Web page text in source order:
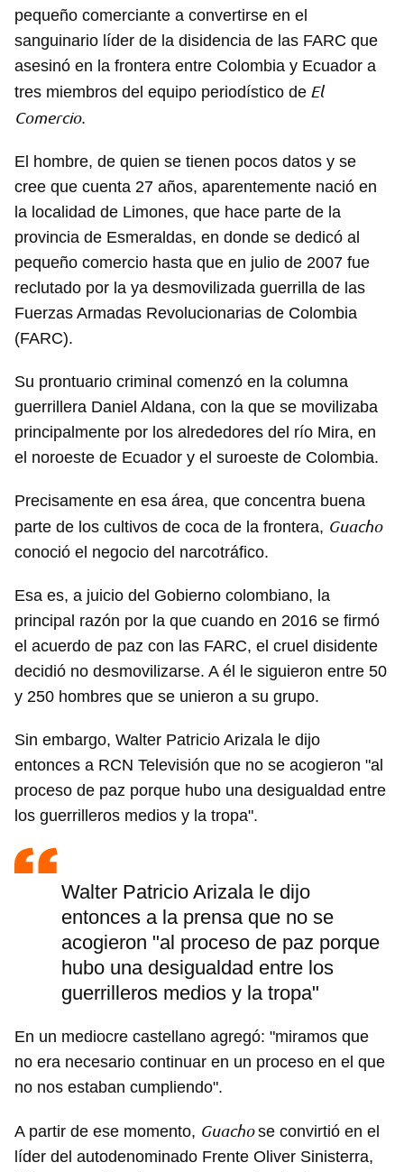
pequeño comerciante a convertirse en el
sanguinario líder de la disidencia de las FARC que
asesinó en la frontera entre Colombia y Ecuador a
tres miembros del equipo periodístico de El
Comercio.
El hombre, de quien se tienen pocos datos y se
cree que cuenta 27 años, aparentemente nació en
la localidad de Limones, que hace parte de la
provincia de Esmeraldas, en donde se dedicó al
pequeño comercio hasta que en julio de 2007 fue
reclutado por la ya desmovilizada guerrilla de las
Fuerzas Armadas Revolucionarias de Colombia
(FARC).
Su prontuario criminal comenzó en la columna
guerrillera Daniel Aldana, con la que se movilizaba
principalmente por los alrededores del río Mira, en
el noroeste de Ecuador y el suroeste de Colombia.
Precisamente en esa área, que concentra buena
parte de los cultivos de coca de la frontera, Guacho
conoció el negocio del narcotráfico.
Esa es, a juicio del Gobierno colombiano, la
principal razón por la que cuando en 2016 se firmó
el acuerdo de paz con las FARC, el cruel disidente
decidió no desmovilizarse. A él le siguieron entre 50
y 250 hombres que se unieron a su grupo.
Sin embargo, Walter Patricio Arizala le dijo
entonces a RCN Televisión que no se acogieron "al
proceso de paz porque hubo una desigualdad entre
los guerrilleros medios y la tropa".
Walter Patricio Arizala le dijo
entonces a la prensa que no se
acogieron "al proceso de paz porque
hubo una desigualdad entre los
guerrilleros medios y la tropa"
En un mediocre castellano agregó: "miramos que
no era necesario continuar en un proceso en el que
no nos estaban cumpliendo".
A partir de ese momento, Guachose convirtió en el
líder del autodenominado Frente Oliver Sinisterra,